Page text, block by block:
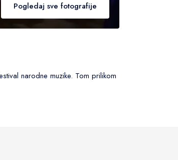
Pogledaj sve fotografije
narodne muzike. Tom prilikom